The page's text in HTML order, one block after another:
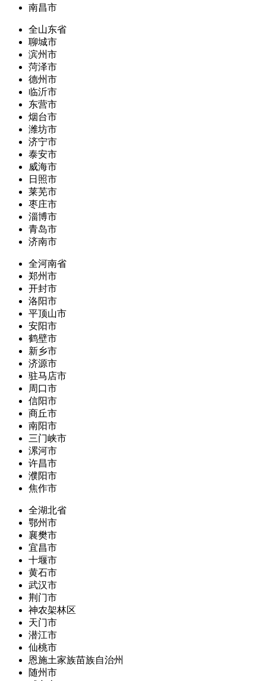
南昌市
全山东省
聊城市
滨州市
菏泽市
德州市
临沂市
东营市
烟台市
潍坊市
济宁市
泰安市
威海市
日照市
莱芜市
枣庄市
淄博市
青岛市
济南市
全河南省
郑州市
开封市
洛阳市
平顶山市
安阳市
鹤壁市
新乡市
济源市
驻马店市
周口市
信阳市
商丘市
南阳市
三门峡市
漯河市
许昌市
濮阳市
焦作市
全湖北省
鄂州市
襄樊市
宜昌市
十堰市
黄石市
武汉市
荆门市
神农架林区
天门市
潜江市
仙桃市
恩施土家族苗族自治州
随州市